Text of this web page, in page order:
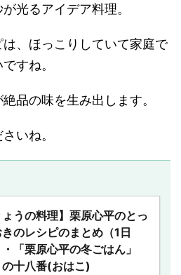
光るアイデア料理。
、ほっこりしていて家庭で
すね。
品の味を生み出します。
いね。
ょうの料理】栗原心平のとっ
のレシピのまとめ（1日
「栗原心平の冬ごはん」
十八番(おはこ)